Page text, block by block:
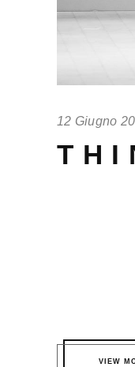
12 Giugno
VIEW